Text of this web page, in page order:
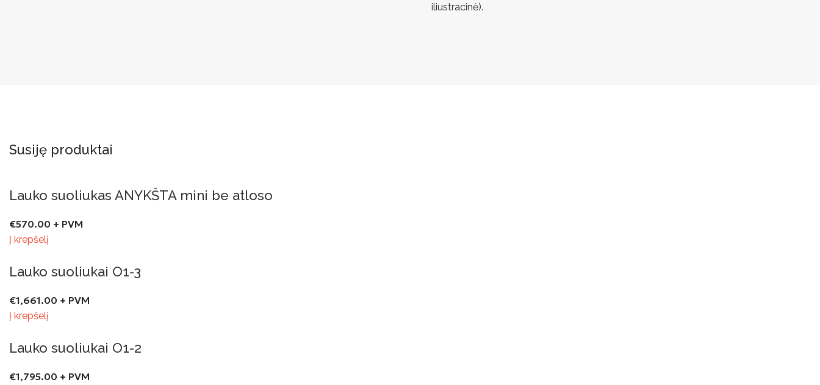
iliustracinė).
Susiję produktai
Lauko suoliukas ANYKŠTA mini be atloso
€570.00 + PVM
Į krepšelį
Lauko suoliukai O1-3
€1,661.00 + PVM
Į krepšelį
Lauko suoliukai O1-2
€1,795.00 + PVM